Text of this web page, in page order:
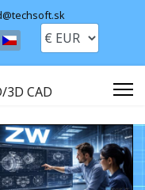
jazyk
3D CAD